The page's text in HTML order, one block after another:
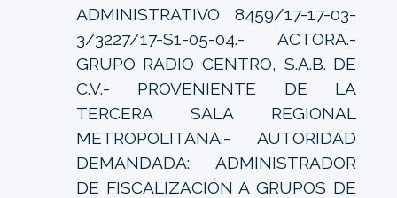
ADMINISTRATIVO 8459/17-17-03-
3/3227/17-S1-05-04.- ACTORA.-
GRUPO RADIO CENTRO, S.A.B. DE
C.V.- PROVENIENTE DE LA
TERCERA SALA REGIONAL
METROPOLITANA.- AUTORIDAD
DEMANDADA: ADMINISTRADOR
DE FISCALIZACIÓN A GRUPOS DE